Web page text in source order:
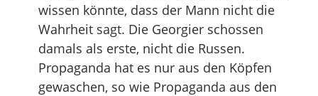
wissen könnte, dass der Mann nicht die
Wahrheit sagt. Die Georgier schossen
damals als erste, nicht die Russen.
Propaganda hat es nur aus den Köpfen
gewaschen, so wie Propaganda aus den